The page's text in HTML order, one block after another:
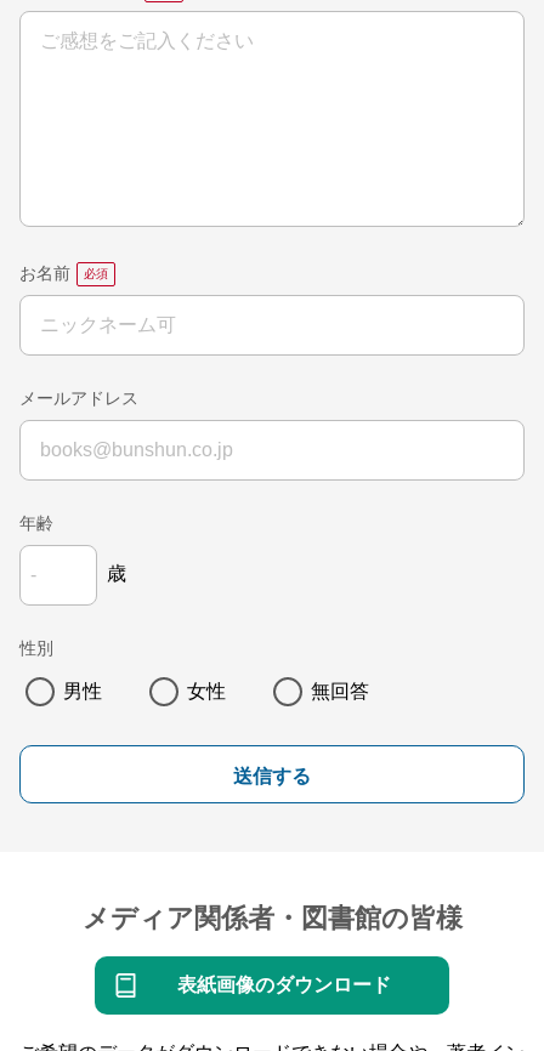
お名前
メールアドレス
年齢
歳
性別
男性 女性 無回答
送信する
メディア関係者・図書館の皆様
表紙画像のダウンロード